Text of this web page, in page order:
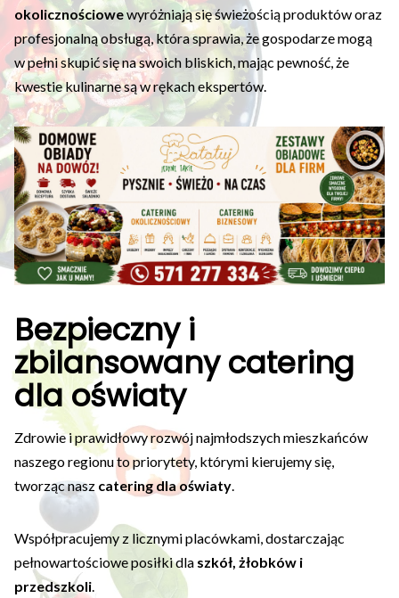
okolicznościowewyróżniają się świeżością produktów oraz
profesjonalną obsługą, która sprawia, że gospodarze mogą
w pełni skupić się na swoich bliskich, mając pewność, że
kwestie kulinarne są w rękach ekspertów.
Bezpieczny i
zbilansowany catering
dla oświaty
Zdrowie i prawidłowy rozwój najmłodszych mieszkańców
naszego regionu to priorytety, którymi kierujemy się,
tworząc nasz catering dla oświaty.
Współpracujemy z licznymi placówkami, dostarczając
pełnowartościowe posiłki dla szkół, żłobków i
przedszkoli.